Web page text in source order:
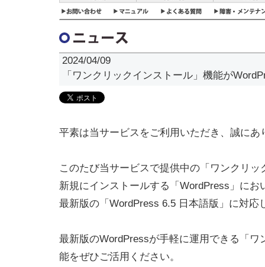
2024/04/09
「ワンクリックインストール」機能が
平素は当サービスをご利用いただき、誠にあ
このたび当サービスで提供中の「ワンクリ
新規にインストールする「WordPress」にお
最新版の「WordPress 6.5 日本語版」に対応
最新版のWordPressが手軽に運用できる「ワ
能をぜひご活用ください。